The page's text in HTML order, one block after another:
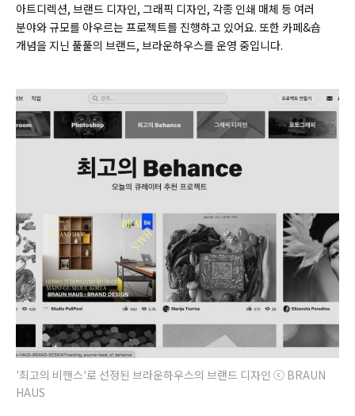
아트디렉션, 브랜드 디자인, 그래픽 디자인, 각종 인쇄 매체 등 여러
분야와 규모를 아우르는 프로젝트를 진행하고 있어요. 또한 카페&숍
개념을 지닌 풀풀의 브랜드, 브라운하우스를 운영 중입니다.
'최고의 비핸스'로 선정된 브라운하우스의 브랜드 디자인 ⓒ BRAUN
HAUS